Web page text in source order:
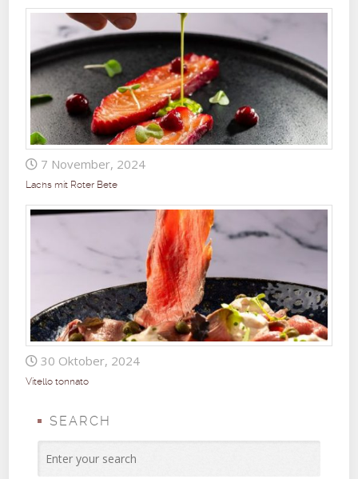
7 November, 2024
Lachs mit Roter Bete
30 Oktober, 2024
Vitello tonnato
SEARCH